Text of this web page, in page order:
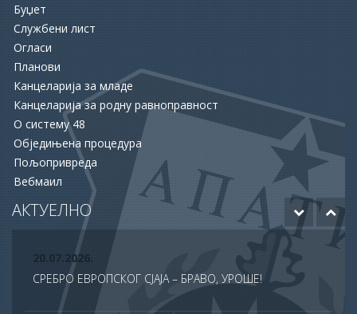
Буџет
Службени лист
Огласи
Планови
Канцеларија за младе
Канцеларија за родну равноправност
О систему 48
Обједињена процедура
Пољопривреда
Вебмаил
АКТУЕЛНО
16.06.2026.
ПОЗИВА ЗА ПОДРШКУ ЗАПОШЉАВАЊУ
15.06.2026.
ХУМАНОСТ КОЈА СПАШАВА ЖИВОТЕ: УПРИЛИЧЕН
ПРИЈЕМ ЗА ДОБРОВОЉНЕ ДАВАОЦЕ КРВИ
12.06.2026.
ОДОБРЕНО ЈОШ 20 МИЛИОНА ДИНАРА ЗА НАСТАВАК
РАДОВА НА БУДУЋЕМ МУЗЕЈУ АПАТИНА
20.07.2026.
СРЕБРО ЕВРОПСКОГ СЈАЈА – БРАВО, УРОШЕ!